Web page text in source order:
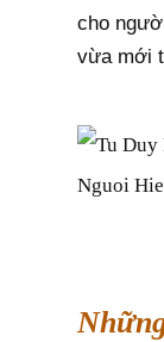
cho
vừa mới